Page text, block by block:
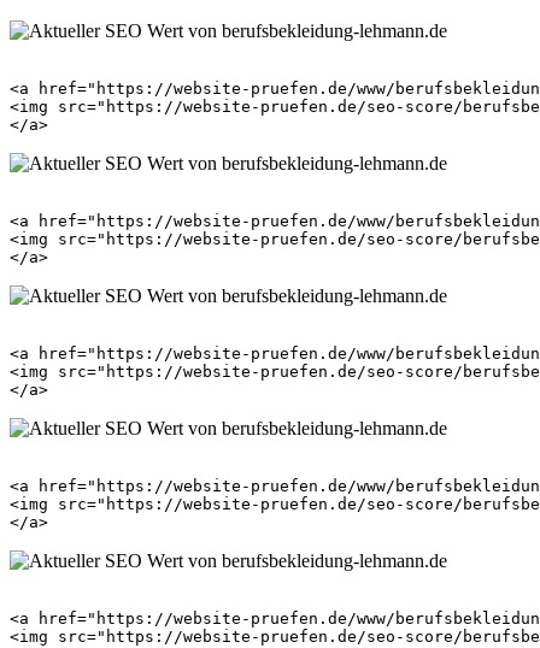
<a href="https://website-pruefen.de/www/
<img src="https://website-pruefen.de/seo-score/
<a href="https://website-pruefen.de/www/
<img src="https://website-pruefen.de/seo-score/
<a href="https://website-pruefen.de/www/
<img src="https://website-pruefen.de/seo-score/
<a href="https://website-pruefen.de/www/
<img src="https://website-pruefen.de/seo-score/
<a href="https://website-pruefen.de/www/
<img src="https://website-pruefen.de/seo-score/